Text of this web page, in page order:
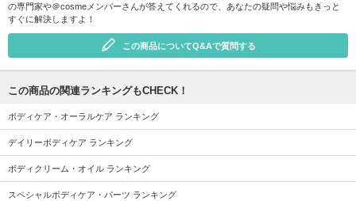
の専門家や＠cosmeメンバーさんが答えてくれるので、あなたの疑問や悩みもきっと
すぐに解決しますよ！
この商品についてQ&Aで質問する
この商品の関連ランキングもCHECK！
ボディケア・オーラルケア ランキング
デイリーボディケア ランキング
ボディクリーム・オイル ランキング
スペシャルボディケア・パーツ ランキング